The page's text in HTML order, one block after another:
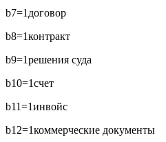
b7=1 договор
b8=1контракт
b9=1решения суда
b10=1счет
b11=1инвойс
b12=1коммерческие документы